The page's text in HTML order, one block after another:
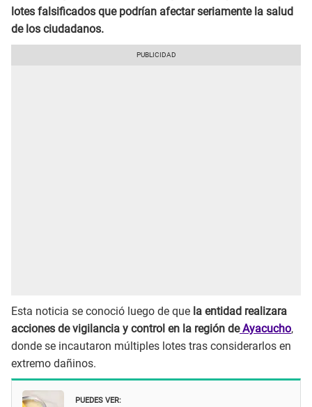
lotes falsificados que podrían afectar seriamente la salud
de los ciudadanos.
Esta noticia se conoció luego de que la entidad realizara
acciones de vigilancia y control en la región deAyacucho,
donde se incautaron múltiples lotes tras considerarlos en
extremo dañinos.
PUEDES VER: